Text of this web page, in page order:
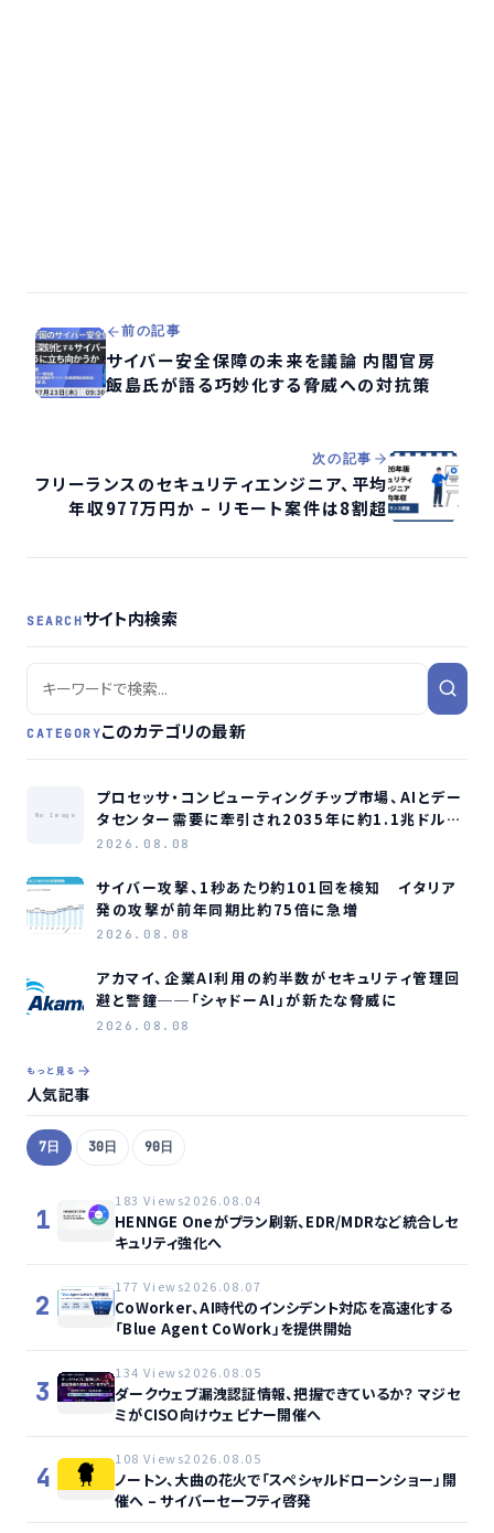
前の記事
サイバー安全保障の未来を議論 内閣官房
飯島氏が語る巧妙化する脅威への対抗策
次の記事
フリーランスのセキュリティエンジニア、平均
年収977万円か – リモート案件は8割超
SEARCHサイト内検索
CATEGORYこのカテゴリの最新
No Image
プロセッサ・コンピューティングチップ市場、AIとデー
タセンター需要に牽引され2035年に約1.1兆ドル規
模へ成長か
2026.08.08
サイバー攻撃、1秒あたり約101回を検知 イタリア
発の攻撃が前年同期比約75倍に急増
2026.08.08
アカマイ、企業AI利用の約半数がセキュリティ管理回
避と警鐘──「シャドーAI」が新たな脅威に
2026.08.08
もっと見る
人気記事
7日 30日 90日
1
183 Views2026.08.04
HENNGE Oneがプラン刷新、EDR/MDRなど統合しセ
キュリティ強化へ
2
177 Views2026.08.07
CoWorker、AI時代のインシデント対応を高速化する
「Blue Agent CoWork」を提供開始
3
134 Views2026.08.05
ダークウェブ漏洩認証情報、把握できているか？ マジセ
ミがCISO向けウェビナー開催へ
4
108 Views2026.08.05
ノートン、大曲の花火で「スペシャルドローンショー」開
催へ – サイバーセーフティ啓発